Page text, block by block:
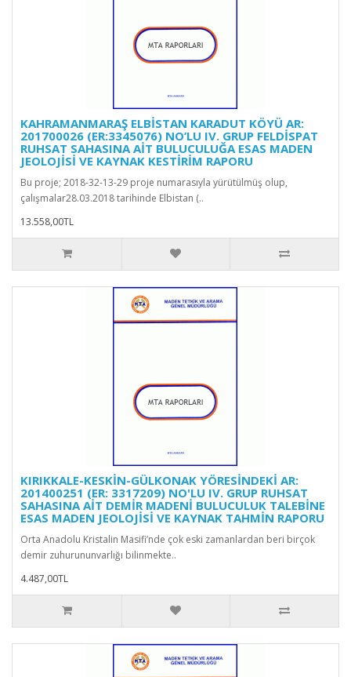
KAHRAMANMARAŞ ELBİSTAN KARADUT KÖYÜ AR:
201700026 (ER:3345076) NO’LU IV. GRUP FELDİSPAT
RUHSAT SAHASINA AİT BULUCULUĞA ESAS MADEN
JEOLOJİSİ VE KAYNAK KESTİRİM RAPORU
Bu proje; 2018-32-13-29 proje numarasıyla yürütülmüş olup,
çalışmalar28.03.2018 tarihinde Elbistan (..
13.558,00TL
KIRIKKALE-KESKİN-GÜLKONAK YÖRESİNDEKİ AR:
201400251 (ER: 3317209) NO'LU IV. GRUP RUHSAT
SAHASINA AİT DEMİR MADENİ BULUCULUK TALEBİNE
ESAS MADEN JEOLOJİSİ VE KAYNAK TAHMİN RAPORU
Orta Anadolu Kristalin Masifi’nde çok eski zamanlardan beri birçok
demir zuhurununvarlığı bilinmekte..
4.487,00TL